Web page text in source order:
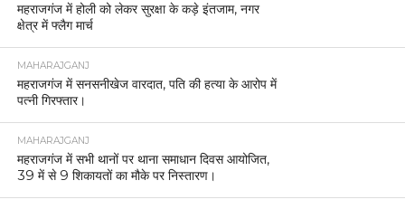
महराजगंज में होली को लेकर सुरक्षा के कड़े इंतजाम, नगर
क्षेत्र में फ्लैग मार्च
MAHARAJGANJ
महराजगंज में सनसनीखेज वारदात, पति की हत्या के आरोप में
पत्नी गिरफ्तार।
MAHARAJGANJ
महराजगंज में सभी थानों पर थाना समाधान दिवस आयोजित,
39 में से 9 शिकायतों का मौके पर निस्तारण।